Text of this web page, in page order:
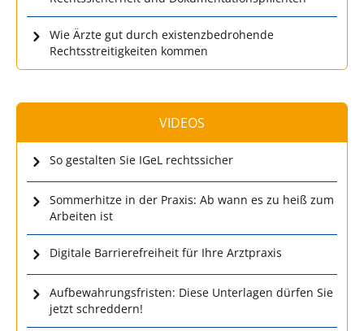
Wie Ärzte gut durch existenzbedrohende
Rechtsstreitigkeiten kommen
VIDEOS
So gestalten Sie IGeL rechtssicher
Sommerhitze in der Praxis: Ab wann es zu heiß zum
Arbeiten ist
Digitale Barrierefreiheit für Ihre Arztpraxis
Aufbewahrungsfristen: Diese Unterlagen dürfen Sie
jetzt schreddern!